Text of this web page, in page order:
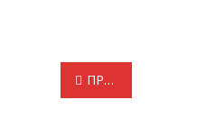
Навигация
ПРЕДСЕДАТЕЛЬ ГОССОБРАНИЯ МОРДОВИИ ПРОВЕЛ РАБОЧУЮ ВСТРЕЧУ С ДЕПУТАТОМ ДМИТРИЕМ КУЗЯКИНЫМ